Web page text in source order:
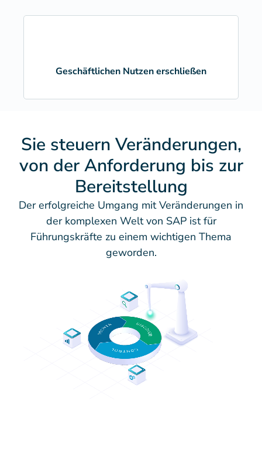
Geschäftlichen Nutzen erschließen
Sie steuern Veränderungen,
von der Anforderung bis zur
Bereitstellung
Der erfolgreiche Umgang mit Veränderungen in
der komplexen Welt von SAP ist für
Führungskräfte zu einem wichtigen Thema
geworden.